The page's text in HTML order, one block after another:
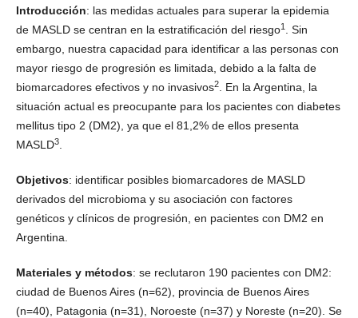
Introducción: las medidas actuales para superar la epidemia
de MASLD se centran en la estratificación del riesgo1. Sin
embargo, nuestra capacidad para identificar a las personas con
mayor riesgo de progresión es limitada, debido a la falta de
biomarcadores efectivos y no invasivos2. En la Argentina, la
situación actual es preocupante para los pacientes con diabetes
mellitus tipo 2 (DM2), ya que el 81,2% de ellos presenta
MASLD3.
Objetivos: identificar posibles biomarcadores de MASLD
derivados del microbioma y su asociación con factores
genéticos y clínicos de progresión, en pacientes con DM2 en
Argentina.
Materiales y métodos: se reclutaron 190 pacientes con DM2:
ciudad de Buenos Aires (n=62), provincia de Buenos Aires
(n=40), Patagonia (n=31), Noroeste (n=37) y Noreste (n=20). Se